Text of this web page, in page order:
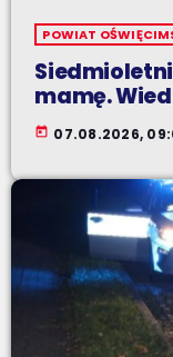
POWIAT
mamę.
today 07.08.2026,